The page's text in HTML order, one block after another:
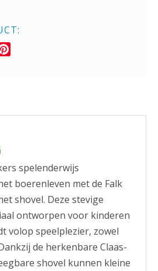
spelenderwijs
boerenleven met de Falk
shovel. Deze stevige
ontworpen voor kinderen
volop speelplezier, zowel
de herkenbare Claas-
shovel kunnen kleine